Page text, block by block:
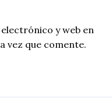
y web en
vez que comente.